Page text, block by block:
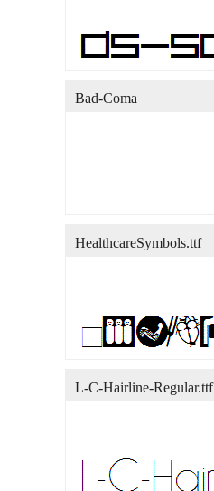
Bad-Coma
HealthcareSymbols.ttf
L-C-Hairline-Regular.ttf